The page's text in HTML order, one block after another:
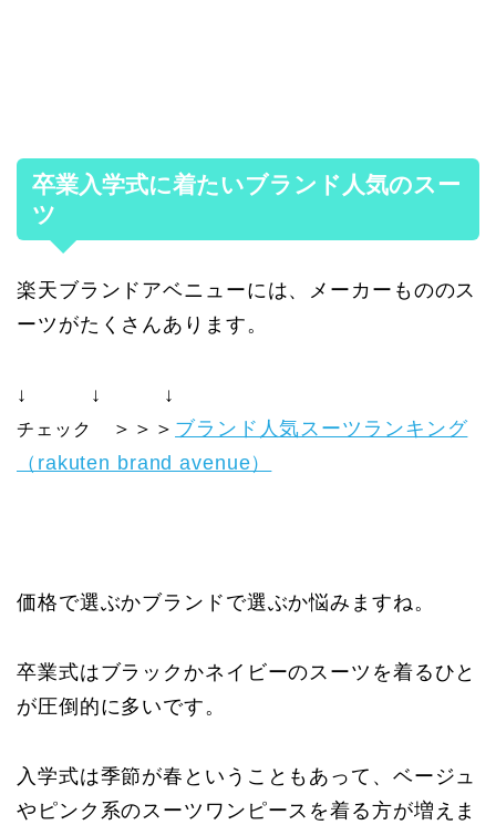
卒業入学式に着たいブランド人気のスー
ツ
楽天ブランドアベニューには、メーカーもののス
ーツがたくさんあります。
↓ ↓ ↓
チェック ＞＞＞ ブランド人気スーツランキング
（rakuten brand avenue）
価格で選ぶかブランドで選ぶか悩みますね。
卒業式はブラックかネイビーのスーツを着るひと
が圧倒的に多いです。
入学式は季節が春ということもあって、ベージュ
やピンク系のスーツワンピースを着る方が増えま